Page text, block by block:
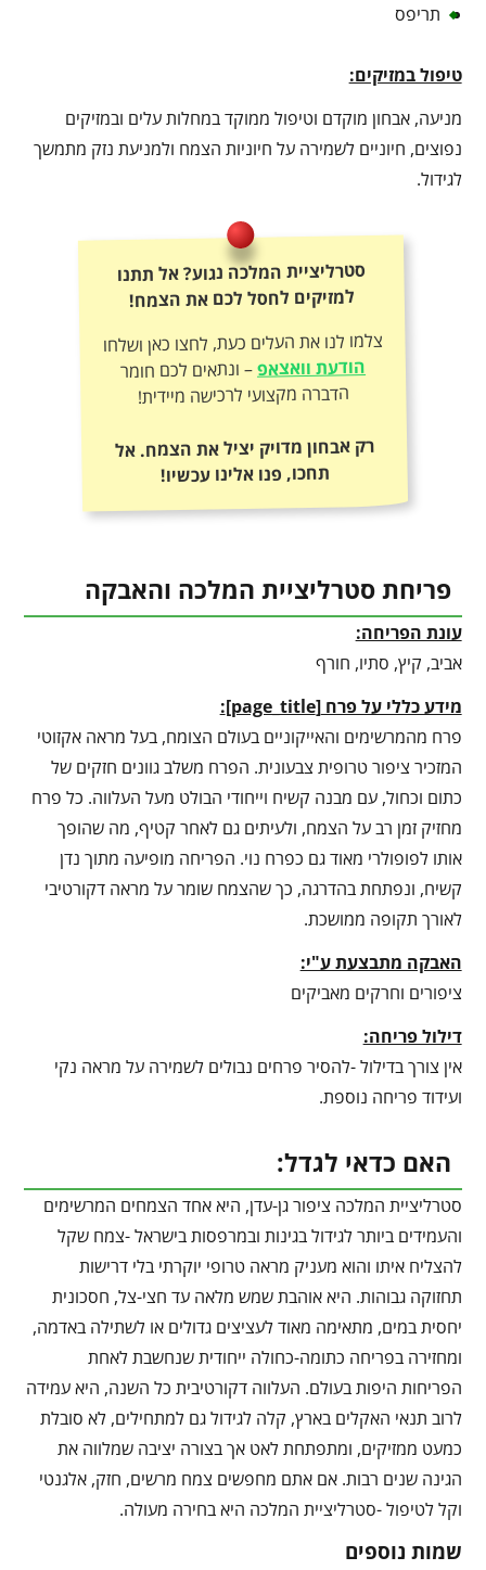
תריפס
טיפול במזיקים:
מניעה, אבחון מוקדם וטיפול ממוקד במחלות עלים ובמזיקים
נפוצים, חיוניים לשמירה על חיוניות הצמח ולמניעת נזק מתמשך
לגידול.
סטרליציית המלכה נגוע? אל תתנו
למזיקים לחסל לכם את הצמח!
צלמו לנו את העלים כעת, לחצו כאן ושלחו
הודעת וואצאפ– ונתאים לכם חומר
הדברה מקצועי לרכישה מיידית!
רק אבחון מדויק יציל את הצמח. אל
תחכו, פנו אלינו עכשיו!
פריחת סטרליציית המלכה והאבקה
עונת הפריחה:
אביב, קיץ, סתיו, חורף
מידע כללי על פרח[
page_title
]
:
פרח מהמרשימים והאייקוניים בעולם הצומח, בעל מראה אקזוטי
המזכיר ציפור טרופית צבעונית. הפרח משלב גוונים חזקים של
כתום וכחול, עם מבנה קשיח וייחודי הבולט מעל העלווה. כל פרח
מחזיק זמן רב על הצמח, ולעיתים גם לאחר קטיף, מה שהופך
אותו לפופולרי מאוד גם כפרח נוי. הפריחה מופיעה מתוך נדן
קשיח, ונפתחת בהדרגה, כך שהצמח שומר על מראה דקורטיבי
לאורך תקופה ממושכת.
האבקה מתבצעת ע"י:
ציפורים וחרקים מאביקים
דילול פריחה:
אין צורך בדילול -להסיר פרחים נבולים לשמירה על מראה נקי
ועידוד פריחה נוספת.
האם כדאי לגדל:
סטרליציית המלכה ציפור גן-עדן, היא אחד הצמחים המרשימים
והעמידים ביותר לגידול בגינות ובמרפסות בישראל -צמח שקל
להצליח איתו והוא מעניק מראה טרופי יוקרתי בלי דרישות
תחזוקה גבוהות. היא אוהבת שמש מלאה עד חצי-צל, חסכונית
יחסית במים, מתאימה מאוד לעציצים גדולים או לשתילה באדמה,
ומחזירה בפריחה כתומה-כחולה ייחודית שנחשבת לאחת
הפריחות היפות בעולם. העלווה דקורטיבית כל השנה, היא עמידה
לרוב תנאי האקלים בארץ, קלה לגידול גם למתחילים, לא סובלת
כמעט ממזיקים, ומתפתחת לאט אך בצורה יציבה שמלווה את
הגינה שנים רבות. אם אתם מחפשים צמח מרשים, חזק, אלגנטי
וקל לטיפול -סטרליציית המלכה היא בחירה מעולה.
שמות נוספים